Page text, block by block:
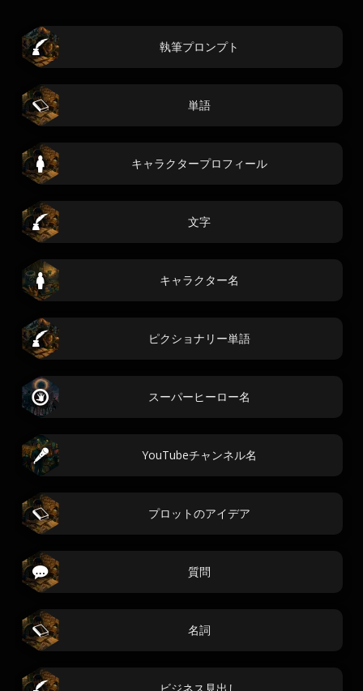
執筆プロンプト
単語
キャラクタープロフィール
文字
キャラクター名
ピクショナリー単語
スーパーヒーロー名
YouTubeチャンネル名
プロットのアイデア
質問
名詞